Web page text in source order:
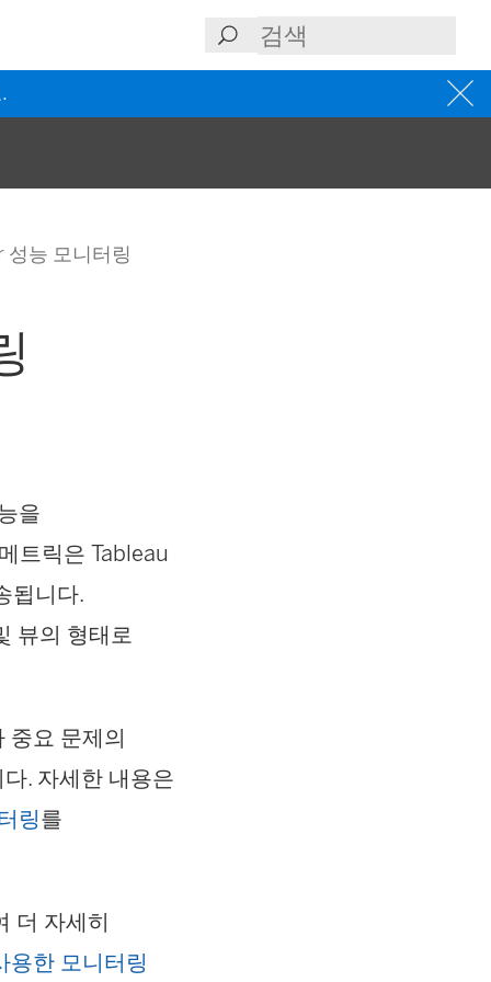
성능 모니터링
을
트릭은 Tableau
됩니다.
뷰의 형태로
중요 문제의
. 자세한 내용은
링를
더 자세히
용한 모니터링